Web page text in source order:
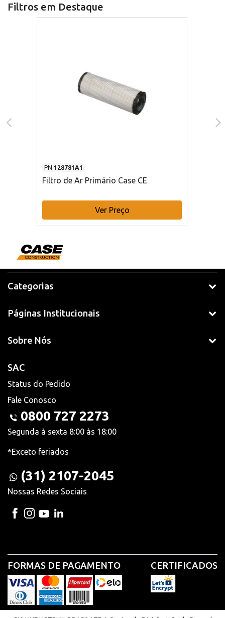
Filtros em Destaque
PN 128781A1
Filtro de Ar Primário Case CE
Ver Preço
Categorias
Páginas Institucionais
Sobre Nós
SAC
Status do Pedido
Fale Conosco
0800 727 2273
Segunda à sexta 8:00 às 18:00
*Exceto feriados
(31) 2107-2045
Nossas Redes Sociais
FORMAS DE PAGAMENTO CERTIFICADOS